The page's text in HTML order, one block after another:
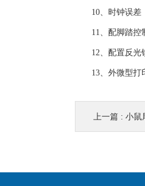
10、时钟误差
11、配脚踏控
12、配置反光
13、外微型打印
上一篇 : 小鼠